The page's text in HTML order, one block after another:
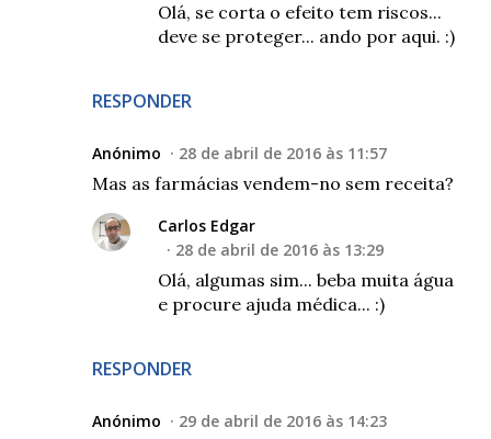
RESPONDER
Olá, se corta o efeito tem riscos...
deve se proteger... ando por aqui. :)
Anónimo 28 de abril de 2016 às 11:57
Mas as farmácias vendem-no sem receita?
RESPONDER
Carlos Edgar
28 de abril de 2016 às 13:29
Olá, algumas sim... beba muita água
e procure ajuda médica... :)
Anónimo 29 de abril de 2016 às 14:23